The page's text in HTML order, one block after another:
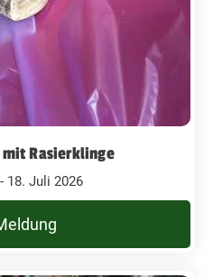
Rasierklinge
18. Juli 2026